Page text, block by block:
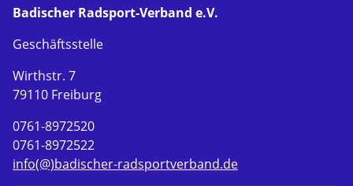
Badischer Radsport-Verband e.V.
Geschäftsstelle
Wirthstr. 7
79110 Freiburg
0761-8972520
0761-8972522
info(@)badischer-radsportverband.de